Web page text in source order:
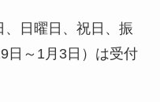
日曜日、祝日、振
日～1月3日）は受付